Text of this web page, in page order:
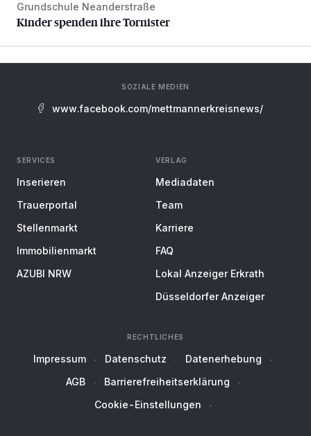
Kinder spenden ihre Tornister
Grundschule Neanderstraße
Kinder spenden ihre Tornister
SOZIALE MEDIEN
www.facebook.com/mettmannerkreisnews/
SERVICES
Inserieren
Trauerportal
Stellenmarkt
Immobilienmarkt
AZUBI NRW
VERLAG
Mediadaten
Team
Karriere
FAQ
Lokal Anzeiger Erkrath
Düsseldorfer Anzeiger
RECHTLICHES
Impressum Datenschutz
Datenerhebung
AGB
Barrierefreiheitserklärung
Cookie-Einstellungen